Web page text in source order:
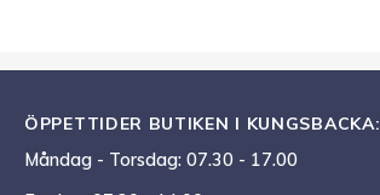
ÖPPETTIDER BUTIKEN I KUNGSBACKA:
Måndag - Torsdag: 07.30 - 17.00